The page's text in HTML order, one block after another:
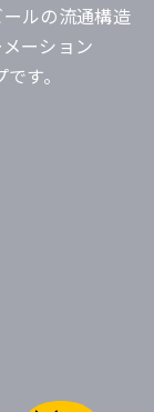
ルの流通構造
ーション
す。